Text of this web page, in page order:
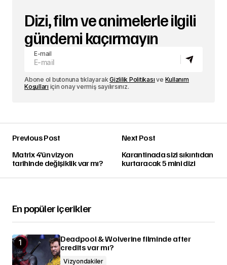
Dizi, film ve animelerle ilgili
gündemi kaçırmayın
E-mail
Abone ol butonuna tıklayarakGizlilik Politikası ve Kullanım
Koşulları için onay vermiş sayılırsınız.
Previous Post
Matrix 4'ün vizyon
tarihinde değişiklik var mı?
Next Post
Karantinada sizi sıkıntıdan
kurtaracak 5 mini dizi
En popüler içerikler
Deadpool & Wolverine filminde after
credits var mı?
Vizyondakiler